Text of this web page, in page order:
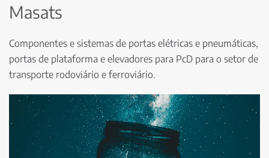
Masats
Componentes e sistemas de portas elétricas e pneumáticas,
portas de plataforma e elevadores para PcD para o setor de
transporte rodoviário e ferroviário.